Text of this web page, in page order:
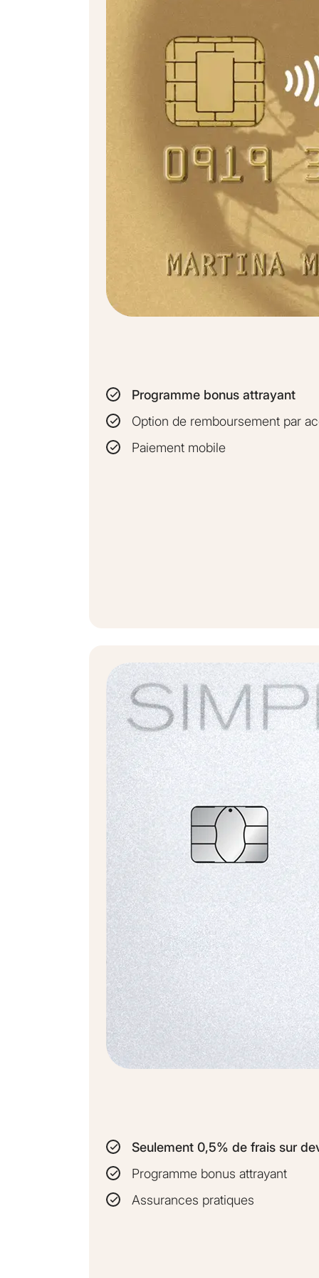
Programme bonus attrayant
Option de remboursement par
Paiement mobile
Seulement 0,5% de frais sur
Programme bonus attrayant
Assurances pratiques